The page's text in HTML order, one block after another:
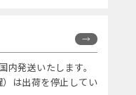
発送いたします。
は出荷を停止してい